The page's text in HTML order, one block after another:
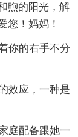
煦的阳光，解
您！妈妈！
你的右手不分
效应，一种是
庭配备跟她一